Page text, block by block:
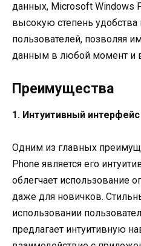
данных, Microsoft Windows
высокую степень удобства
пользователей, позволяя
данным в любой момент и
Преимущества
1. Интуитивный интерфейс
Одним из главных
Phone является его
облегчает использование
даже для новичков.
использовании
предлагает интуитивную